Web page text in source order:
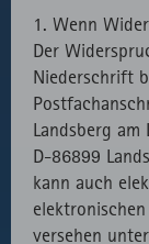
1. Wenn
Der
Niederschrift
Landsberg
D-86899
kann auch
versehen